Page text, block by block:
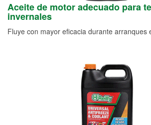
Aceite de motor adecuado para
invernales
Fluye con mayor eficacia durante arranques